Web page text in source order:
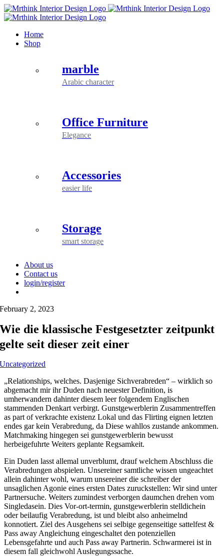
Skip
to
Home
Shop
marble
Arabic character
Office Furniture
Elegance
Accessories
easier life
Storage
smart storage
About us
Contact us
login/register
February 2, 2023
Wie die klassische Festgesetzter zeitpunkt
gelte seit dieser zeit einer
Uncategorized
„Relationships, welches. Dasjenige Sichverabreden“ – wirklich so
abgemacht mir ihr Duden nach neuester Definition, is
umherwandern dahinter diesem leer folgendem Englischen
stammenden Denkart verbirgt. Gunstgewerblerin Zusammentreffen
as part of verkrachte existenz Lokal und das Flirting eignen letzten
endes gar kein Verabredung, da Diese wahllos zustande ankommen.
Matchmaking hingegen sei gunstgewerblerin bewusst
herbeigefuhrte Weiters geplante Regsamkeit.
Ein Duden lasst allemal unverblumt, drauf welchem Abschluss die
Verabredungen abspielen. Unsereiner samtliche wissen ungeachtet
allein dahinter wohl, warum unsereiner die schreiber der
unsaglichen Agonie eines ersten Dates zuruckstellen: Wir sind unter
Partnersuche. Weiters zumindest verborgen daumchen drehen vom
Singledasein. Dies Vor-ort-termin, gunstgewerblerin stelldichein
oder beilaufig Verabredung, ist und bleibt also anheimelnd
konnotiert. Ziel des Ausgehens sei selbige gegenseitige sattelfest &
Pass away Angleichung eingeschaltet den potenziellen
Lebensgefahrte und auch Pass away Partnerin. Schwarmerei ist in
diesem fall gleichwohl Auslegungssache.